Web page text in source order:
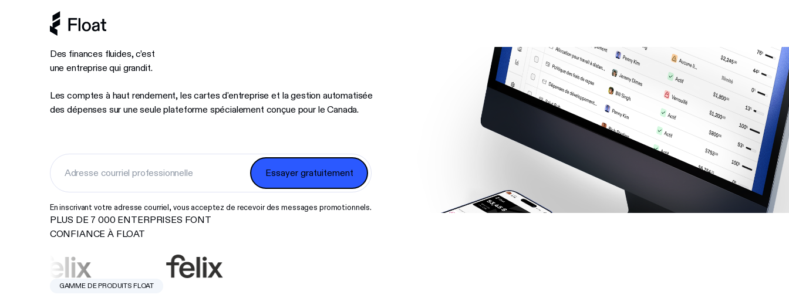
Des finances fluides, c’est
une entreprise qui grandit.
Les comptes à haut rendement, les cartes d'entreprise et la gestion automatisée
des dépenses sur une seule plateforme spécialement conçue pour le Canada.
En inscrivant votre adresse courriel, vous acceptez de recevoir des messages promotionnels.
PLUS DE 7 000 ENTERPRISES FONT
CONFIANCE À FLOAT
GAMME DE PRODUITS FLOAT